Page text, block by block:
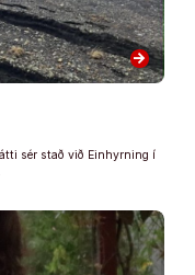
arrow_forward
sér stað við Einhyrning í